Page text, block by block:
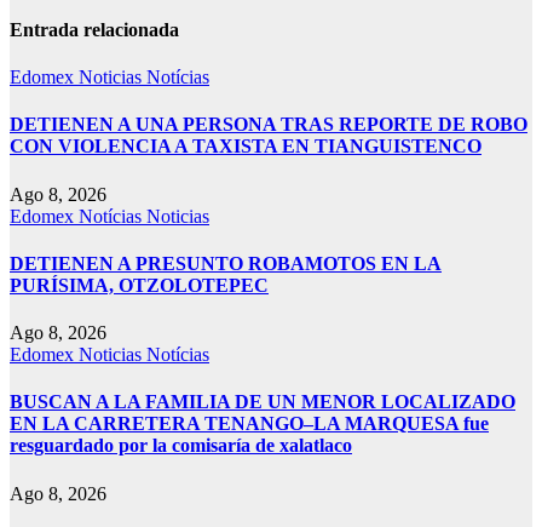
Entrada relacionada
Edomex Noticias Notícias
DETIENEN A UNA PERSONA TRAS REPORTE DE ROBO
CON VIOLENCIA A TAXISTA EN TIANGUISTENCO
Ago 8, 2026
Edomex Notícias Noticias
DETIENEN A PRESUNTO ROBAMOTOS EN LA
PURÍSIMA, OTZOLOTEPEC
Ago 8, 2026
Edomex Noticias Notícias
BUSCAN A LA FAMILIA DE UN MENOR LOCALIZADO
EN LA CARRETERA TENANGO–LA MARQUESA fue
resguardado por la comisaría de xalatlaco
Ago 8, 2026